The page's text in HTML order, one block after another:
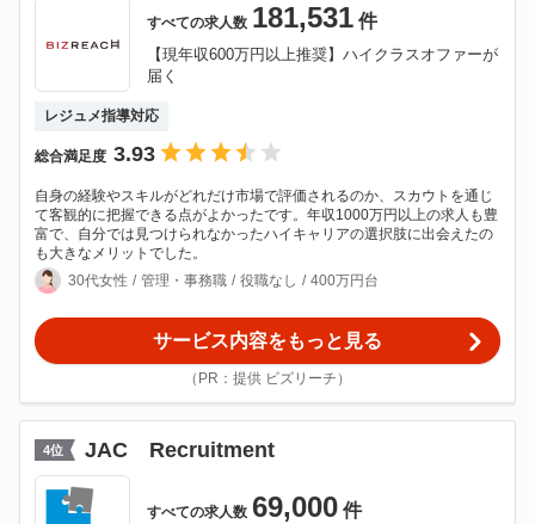
すべての求人数 181,531 件
【現年収600万円以上推奨】ハイクラスオファーが
届く
レジュメ指導対応
総合満足度 3.93
自身の経験やスキルがどれだけ市場で評価されるのか、スカウトを通じ
て客観的に把握できる点がよかったです。年収1000万円以上の求人も豊
富で、自分では見つけられなかったハイキャリアの選択肢に出会えたの
も大きなメリットでした。
30代女性
管理・事務職 役職なし 400万円台
サービス内容をもっと見る
（PR：提供 ビズリーチ）
4位 JAC Recruitment
すべての求人数 69,000 件